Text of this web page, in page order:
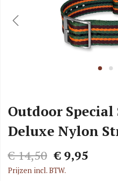
Outdoor
Deluxe Nylon
€ 14,50 € 9,95
Prijzen incl. BTW.